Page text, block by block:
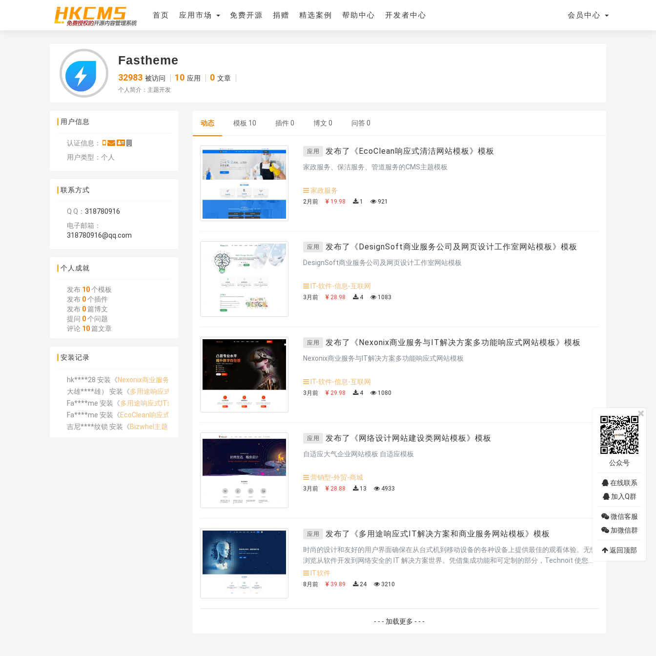
首页 应用市场 免费开源 捐赠 精选案例 帮助中心 开发者中心 会员中心
Fastheme
32983 被访问 10 应用 0 文章
个人简介：主题开发
用户信息
认证信息：
用户类型：个人
联系方式
Q Q： 318780916
电子邮箱：
318780916@qq.com
个人成就
发布 10个模板
发布 0个插件
发布 0篇博文
提问 0个问题
评论 10篇文章
安装记录
Nexonix商业服务与IT解决方案多功能响应式网站模板
大雄****雄） 安装《
多用途响应式IT解决方案和商业服务网站模板》
Fa****me 安装《多用途响应式IT解决方案和商业服务网站模板
》
Fa****me 安装《EcoClean响应式清洁网站模板
吉尼****纹锁 安装《
Bizwhel主题多用途商业和数字机构cms模板现代商务型公司网站模板
大雄****雄） 安装《 多用途响应式IT解决方案和商业服务网站模板》
多用途响应式IT解决方案和商业服务网站模板
多用途响应式IT解决方案和商业服务网站模板 》
多用途响应式IT解决方案和商业服务网站模板》
多用途响应式IT解决方案和商业服务网站模板 》
Technoai科技人工智能IT服务多用途网站模板
Technoai科技人工智能IT服务多用途网站模板
多用途响应式IT解决方案和商业服务网站模板
多用途响应式IT解决方案和商业服务网站模板
多用途响应式IT解决方案和商业服务网站模板
》
多用途响应式IT解决方案和商业服务网站模板》
Technoai科技人工智能IT服务多用途网站模板》
IT技术解决方案和商业服务多用途响应式主题》
动态 模板 10 插件0 博文 0 问答0
应用 发布了《EcoClean响应式清洁网站模板 》模板
家政服务、保洁服务、管道服务的CMS主题模板
家政服务
2月前 19.98 1 921
应用 发布了《DesignSoft商业服务公司及网页设计工作室网站模板 》模板
DesignSoft商业服务公司及网页设计工作室网站模板
IT-软件-信息-互联网
3月前 28.98 4 1083
应用 发布了《Nexonix商业服务与IT解决方案多功能响应式网站模板 》模板
Nexonix商业服务与IT解决方案多功能响应式网站模板
IT-软件-信息-互联网
3月前 29.98 4 1080
应用 发布了《网络设计网站建设类网站模板 》模板
自适应大气企业网站模板 自适应模板
营销型-外贸-商城
3月前 28.88 13 4933
应用 发布了《多用途响应式IT解决方案和商业服务网站模板 》模板
时尚的设计和友好的用户界面确保在从台式机到移动设备的各种设备上提供最佳的观看体验。无缝
浏览从软件开发到网络安全的 IT 解决方案世界。凭借集成功能和可定制的部分，Technoit 使您能
够展示您的服务、专业知识和成功案例。通过 Technoit 的 SEO 优化，在竞争激烈的技术领域保持
领先地位，使您的在线形象更加强大。
IT软件
8月前 39.89 24 3210
- - - 加载更多 - - -
公众号
在线联系
加入Q群
微信客服
加微信群
返回顶部